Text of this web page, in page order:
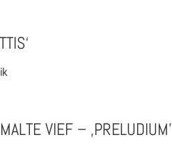
VIEF – ‚PRELUDIUM’